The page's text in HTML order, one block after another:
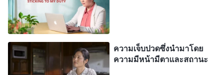
ระลึกถึง ในขณะที่พวกเขาเองนั้นถูกละเลย นี่นำทาง
พวกเขาไปสู่การโจมตีและการกันแยกผู้อื่นออกไป นี่
ไม่ใช่กรณีของการอิจฉาผู้คนที่มีความสามารถ
มากกว่าตัวพวกเขาเองหรอกหรือ? พฤติกรรมเช่นนั้น
ไม่เป็นการเห็นแก่ตัวและน่าเหยียดหยามหรอกหรือ? นี่
ความเจ็บปวดซึ่งนำมาโดย
ความมีหน้ามีตาและสถานะ